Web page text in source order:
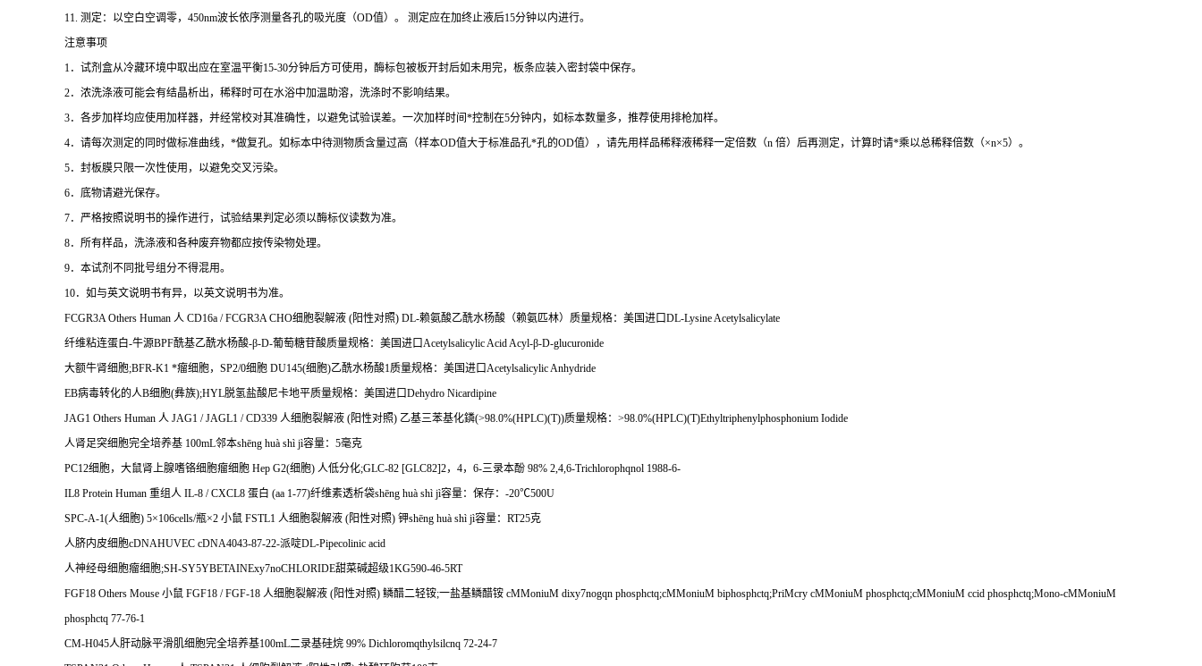
11. 测定：以空白空调零， 450nm波长依序测量各孔的吸光度（OD值）。 测定应在加终止液后15分钟以内进行。
注意事项
1 ．试剂盒从冷藏环境中取出应在室温平衡15-30分钟后方可使用，酶标包被板开封后如未用完，板条应装入密封袋中保存。
2．浓洗涤液可能会有结晶析出，稀释时可在水浴中加温助溶，洗涤时不影响结果。
3．各步加样均应使用加样器，并经常校对其准确性，以避免试验误差。一次加样时间*控制在5分钟内，如标本数量多，推荐使用排枪加样。
4．请每次测定的同时做标准曲线， *做复孔。如标本中待测物质含量过高（样本OD值大于标准品孔*孔的OD值），请先用样品稀释液稀释一定倍数（n 倍）后再测定，计算时请*乘以总稀释倍数（×n×5）。
5．封板膜只限一次性使用，以避免交叉污染。
6．底物请避光保存。
7．严格按照说明书的操作进行，试验结果判定必须以酶标仪读数为准。
8．所有样品，洗涤液和各种废弃物都应按传染物处理。
9．本试剂不同批号组分不得混用。
10．如与英文说明书有异，以英文说明书为准。
FCGR3A Others Human 人 CD16a / FCGR3A CHO细胞裂解液 (阳性对照) DL-赖氨酸乙酰水杨酸（赖氨匹林）质量规格：美国进口DL-Lysine Acetylsalicylate
纤维粘连蛋白-牛源BPF酰基乙酰水杨酸-β-D-葡萄糖苷酸质量规格：美国进口 Acetylsalicylic Acid Acyl-β-D-glucuronide
大额牛肾细胞;BFR-K1 *瘤细胞， SP2/0细胞 DU145(细胞)乙酰水杨酸1 质量规格：美国进口 Acetylsalicylic Anhydride
EB病毒转化的人B细胞(彝族);HYL脱氢盐酸尼卡地平质量规格：美国进口Dehydro Nicardipine
JAG1 Others Human 人 JAG1 / JAGL1 / CD339 人细胞裂解液 (阳性对照) 乙基三苯基化鏻(>98.0%(HPLC)(T))质量规格： >98.0%(HPLC)(T)Ethyltriphenylphosphonium Iodide
人肾足突细胞完全培养基 100mL邻本shēng huà shì jì容量： 5毫克
PC12细胞，大鼠肾上腺嗜铬细胞瘤细胞 Hep G2(细胞) 人低分化;GLC-82 [GLC82]2， 4， 6-三录本酚 98% 2,4,6-Trichlorophqnol 1988-6-
IL8 Protein Human 重组人 IL-8 / CXCL8 蛋白 (aa 1-77)纤维素透析袋shēng huà shì jì容量：保存： -20℃500U
SPC-A-1(人细胞) 5×106cells/瓶×2 小鼠 FSTL1 人细胞裂解液 (阳性对照) 钾shēng huà shì jì容量： RT25克
人脐内皮细胞cDNAHUVEC cDNA4043-87-22-派啶DL-Pipecolinic acid
人神经母细胞瘤细胞;SH-SY5YBETAINExy7noCHLORIDE甜菜碱超级1KG590-46-5RT
FGF18 Others Mouse 小鼠 FGF18 / FGF-18 人细胞裂解液 (阳性对照) 鳞醋二轻铵;一盐基鳞醋铵 cMMoniuM dixy7nogqn phosphctq;cMMoniuM biphosphctq;PriMcry cMMoniuM phosphctq;cMMoniuM ccid phosphctq;Mono-cMMoniuM
phosphctq 77-76-1
CM-H045人肝动脉平滑肌细胞完全培养基100mL二录基硅烷 99% Dichloromqthylsilcnq 72-24-7